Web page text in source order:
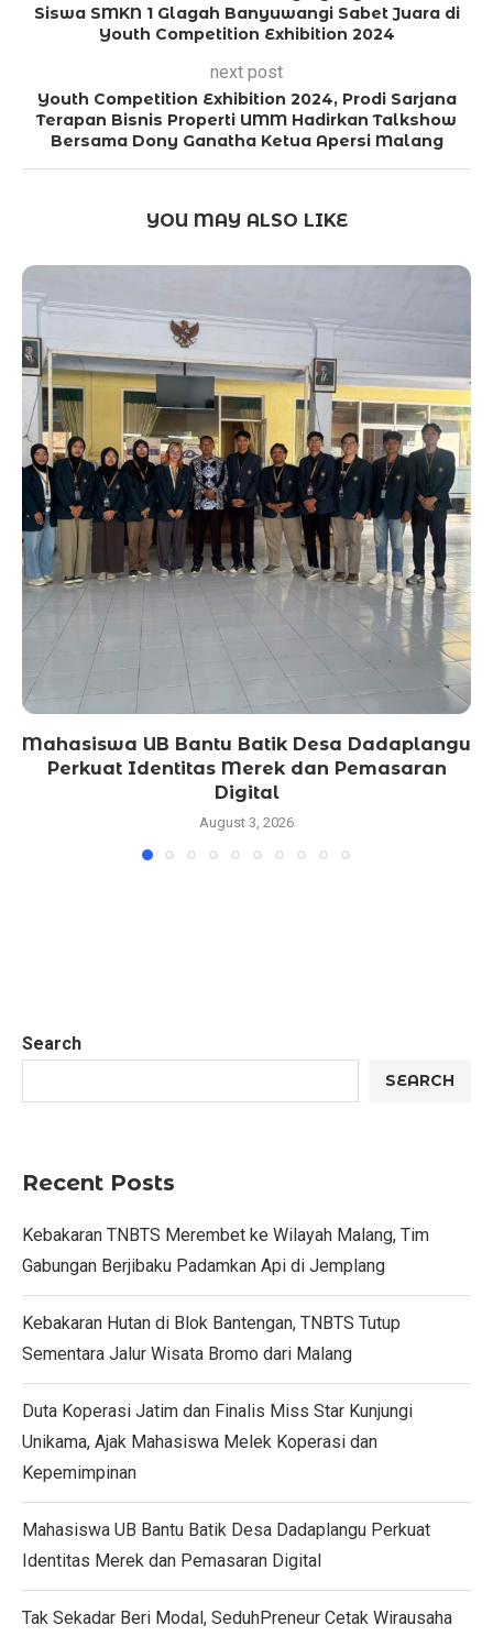
Siswa SMKN 1 Glagah Banyuwangi Sabet Juara di
Youth Competition Exhibition 2024
next post
Youth Competition Exhibition 2024, Prodi Sarjana
Terapan Bisnis Properti UMM Hadirkan Talkshow
Bersama Dony Ganatha Ketua Apersi Malang
YOU MAY ALSO LIKE
Mahasiswa UB Bantu Batik Desa Dadaplangu
Perkuat Identitas Merek dan Pemasaran
Digital
August 3, 2026
Search
SEARCH
Recent Posts
Kebakaran TNBTS Merembet ke Wilayah Malang, Tim
Gabungan Berjibaku Padamkan Api di Jemplang
Kebakaran Hutan di Blok Bantengan, TNBTS Tutup
Sementara Jalur Wisata Bromo dari Malang
Duta Koperasi Jatim dan Finalis Miss Star Kunjungi
Unikama, Ajak Mahasiswa Melek Koperasi dan
Kepemimpinan
Mahasiswa UB Bantu Batik Desa Dadaplangu Perkuat
Identitas Merek dan Pemasaran Digital
Tak Sekadar Beri Modal, SeduhPreneur Cetak Wirausaha